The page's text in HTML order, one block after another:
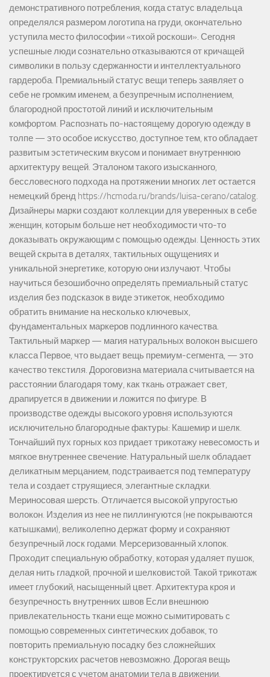
демонстративного потребления, когда статус владельца
определялся размером логотипа на груди, окончательно
уступила место философии «тихой роскоши». Сегодня
успешные люди сознательно отказываются от кричащей
символики в пользу сдержанности и интеллектуального
гардероба. Премиальный статус вещи теперь заявляет о
себе не громким именем, а безупречным исполнением,
благородной простотой линий и исключительным
комфортом. Распознать по-настоящему дорогую одежду в
толпе — это особое искусство, доступное тем, кто обладает
развитым эстетическим вкусом и понимает внутреннюю
архитектуру вещей. Эталоном такого изысканного,
бессловесного подхода на протяжении многих лет остается
немецкий бренд https://hcmoda.ru/brands/luisa-cerano/catalog.
Дизайнеры марки создают коллекции для уверенных в себе
женщин, которым больше нет необходимости что-то
доказывать окружающим с помощью одежды. Ценность этих
вещей скрыта в деталях, тактильных ощущениях и
уникальной энергетике, которую они излучают. Чтобы
научиться безошибочно определять премиальный статус
изделия без подсказок в виде этикеток, необходимо
обратить внимание на несколько ключевых,
фундаментальных маркеров подлинного качества.
Тактильный маркер — магия натуральных волокон высшего
класса Первое, что выдает вещь премиум-сегмента, — это
качество текстиля. Дороговизна материала считывается на
расстоянии благодаря тому, как ткань отражает свет,
драпируется в движении и ложится по фигуре. В
производстве одежды высокого уровня используются
исключительно благородные фактуры: Кашемир и шелк.
Тончайший пух горных коз придает трикотажу невесомость и
мягкое внутреннее свечение. Натуральный шелк обладает
деликатным мерцанием, подстраивается под температуру
тела и создает струящиеся, элегантные складки.
Мериносовая шерсть. Отличается высокой упругостью
волокон. Изделия из нее не пиллингуются (не покрываются
катышками), великолепно держат форму и сохраняют
безупречный лоск годами. Мерсеризованный хлопок.
Проходит специальную обработку, которая удаляет пушок,
делая нить гладкой, прочной и шелковистой. Такой трикотаж
имеет глубокий, насыщенный цвет. Архитектура кроя и
безупречность внутренних швов Если внешнюю
привлекательность ткани еще можно сымитировать с
помощью современных синтетических добавок, то
повторить премиальную посадку без сложнейших
конструкторских расчетов невозможно. Дорогая вещь
проектируется с учетом анатомии тела в движении.